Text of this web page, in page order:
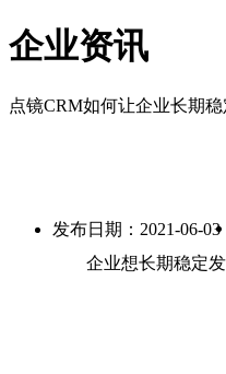
企业资讯
点镜CRM如何让企业长期
发布日期：2021-06-03
企业想长期稳定发